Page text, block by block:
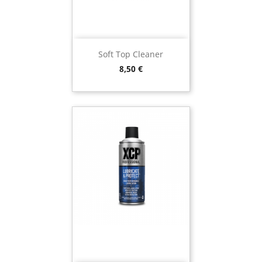
Soft Top Cleaner
Preço
8,50 €